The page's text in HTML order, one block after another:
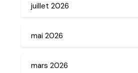
juillet 2026
mai 2026
mars 2026